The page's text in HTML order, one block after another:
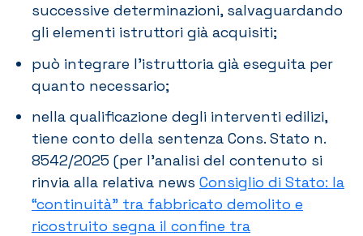
successive determinazioni, salvaguardando
gli elementi istruttori già acquisiti;
può integrare l’istruttoria già eseguita per
quanto necessario;
nella qualificazione degli interventi edilizi,
tiene conto della sentenza Cons. Stato n.
8542/2025 (per l’analisi del contenuto si
rinvia alla relativa news Consiglio di Stato: la
“continuità” tra fabbricato demolito e
ricostruito segna il confine tra